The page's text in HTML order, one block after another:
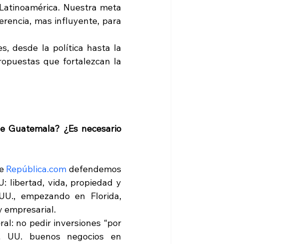
Nuestra meta
mas influyente, para
desde la política hasta la
que fortalezcan la
Guatemala? ¿Es necesario
República.com defendemos
libertad, vida, propiedad y
empezando en Florida,
empresarial.
no pedir inversiones “por
buenos negocios en